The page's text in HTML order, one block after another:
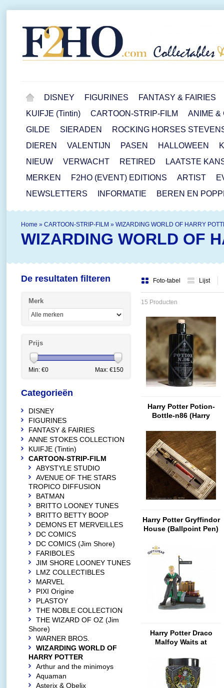
DISNEY FIGURINES
FANTASY & FAIRIES
KUIFJE (Tintin)
CARTOON-STRIP-FILM
ANIME &
GILDE
SIERADEN
ROCKING HORSES
DIEREN
VALENTIJN PASEN HALLOWEEN
NIEUW
VERWACHT RETIRED
LAATSTE
MERKEN
F2HO (EVENT) EDITIONS ARTIST
NEWSLETTERS
INFORMATIE BEREN EN
Home » CARTOON-STRIP-FILM » WIZARDING WORLD OF HARRY
WIZARDING WORLD OF
Foto-tabel Lijst
15 Producten
Harry Potter Potion-
Bottle-n86 (Harry
Harry Potter Gryffindor
House (Ballpoint Pen)
Harry Potter Draco
Malfoy Waits at
De resultaten filteren
Merk
Prijs
Min: €0 Max: €150
Categorieën
DISNEY
FIGURINES
FANTASY & FAIRIES
ANNE STOKES COLLECTION
KUIFJE (Tintin)
CARTOON-STRIP-FILM
ABYSTYLE STUDIO
AVENUE OF THE STARS
TROPICO DIFFUSION
BATMAN
BRITTO LOONEY TUNES
BRITTO BETTY BOOP
DEMONS ET MERVEILLES
DC COMICS
DC COMICS (Jim Shore)
FARIBOLES
JIM SHORE LOONEY TUNES
LMZ COLLECTIBLES
MARVEL
PIXI Origine
PLASTOY
THE NOBLE COLLECTION
THE WIZARD OF OZ (Jim
Shore)
WARNER BROS.
WIZARDING WORLD OF
HARRY POTTER
Arthur and the minimoys
Aquaman
Asterix & Obelix